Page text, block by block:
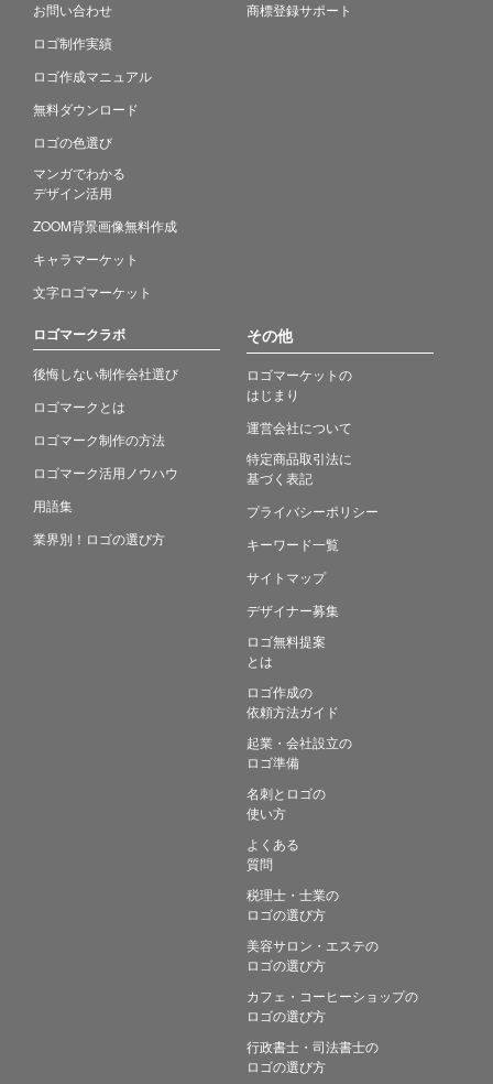
お問い合わせ
ロゴ制作実績
ロゴ作成マニュアル
無料ダウンロード
ロゴの色選び
マンガでわかる
デザイン活用
ZOOM背景画像無料作成
キャラマーケット
文字ロゴマーケット
商標登録サポート
ロゴマークラボ
後悔しない制作会社選び
ロゴマークとは
ロゴマーク制作の方法
ロゴマーク活用ノウハウ
用語集
業界別！ロゴの選び方
その他
ロゴマーケットの
はじまり
運営会社について
特定商品取引法に
基づく表記
プライバシーポリシー
キーワード一覧
サイトマップ
デザイナー募集
ロゴ無料提案
とは
ロゴ作成の
依頼方法ガイド
起業・会社設立の
ロゴ準備
名刺とロゴの
使い方
よくある
質問
税理士・士業の
ロゴの選び方
美容サロン・エステの
ロゴの選び方
カフェ・コーヒーショップの
ロゴの選び方
行政書士・司法書士の
ロゴの選び方